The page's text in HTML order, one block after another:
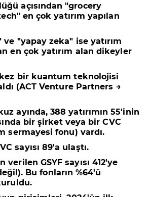
açısından "grocery
" en çok yatırım yapılan
ve "yapay zeka" ise yatırım
en çok yatırım alan dikeyler
bir kuantum teknolojisi
(ACT Venture Partners →
ayında, 388 yatırımın 55'inin
bir şirket veya bir CVC
sermayesi fonu) vardı.
sayısı 89'a ulaştı.
verilen GSYF sayısı 412'ye
Bu fonların%64'ü